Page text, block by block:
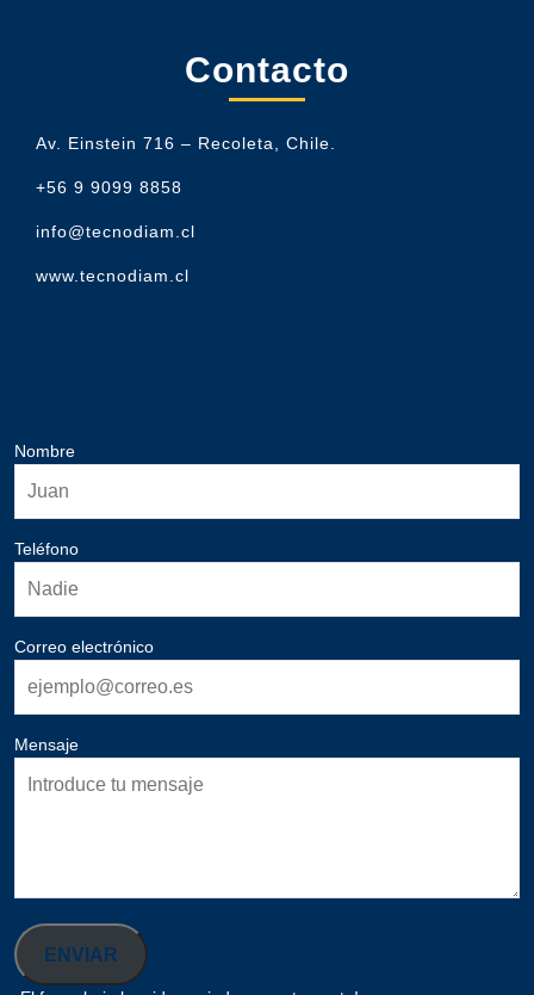
Contacto
Av. Einstein 716 – Recoleta, Chile.
+56 9 9099 8858
info@tecnodiam.cl
www.tecnodiam.cl
Nombre
Teléfono
Correo electrónico
Mensaje
ENVIAR